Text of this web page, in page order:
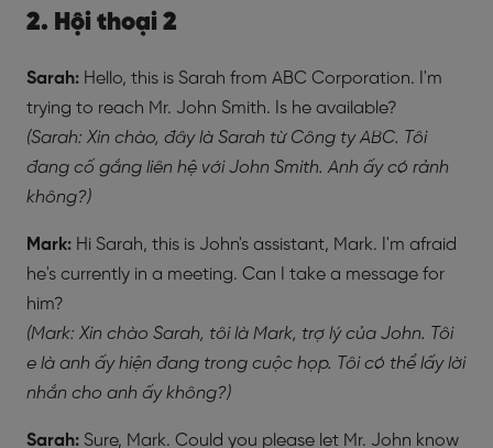
2. Hội thoại 2
Sarah: Hello, this is Sarah from ABC Corporation. I'm
trying to reach Mr. John Smith. Is he available?
(Sarah: Xin chào, đây là Sarah từ Công ty ABC. Tôi
đang cố gắng liên hệ với John Smith. Anh ấy có rảnh
không?)
Mark: Hi Sarah, this is John's assistant, Mark. I'm afraid
he's currently in a meeting. Can I take a message for
him?
(Mark: Xin chào Sarah, tôi là Mark, trợ lý của John. Tôi
e là anh ấy hiện đang trong cuộc họp. Tôi có thể lấy lời
nhắn cho anh ấy không?)
Sarah: Sure, Mark. Could you please let Mr. John know